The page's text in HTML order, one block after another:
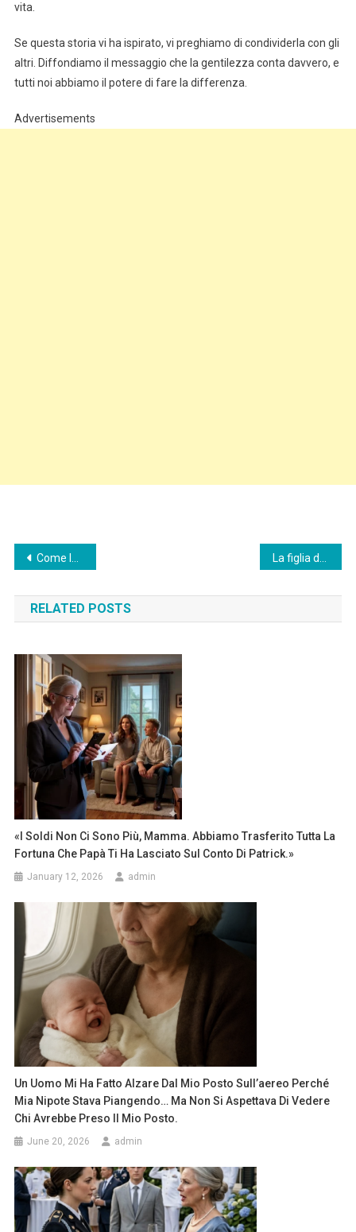
vita.
Se questa storia vi ha ispirato, vi preghiamo di condividerla con gli
altri. Diffondiamo il messaggio che la gentilezza conta davvero, e
tutti noi abbiamo il potere di fare la differenza.
Advertisements
Post
navigation
Come la suocera ha dato una lezione al genero La figlia del proprietario del negozio mi ha cacciato via senza motivo — poi è entrata sua madre e mi ha lasciato senza parole.
RELATED POSTS
«I Soldi Non Ci Sono Più, Mamma. Abbiamo Trasferito Tutta La
Fortuna Che Papà Ti Ha Lasciato Sul Conto Di Patrick.»
January 12, 2026 admin
Un Uomo Mi Ha Fatto Alzare Dal Mio Posto Sull’aereo Perché
Mia Nipote Stava Piangendo… Ma Non Si Aspettava Di Vedere
Chi Avrebbe Preso Il Mio Posto.
June 20, 2026 admin